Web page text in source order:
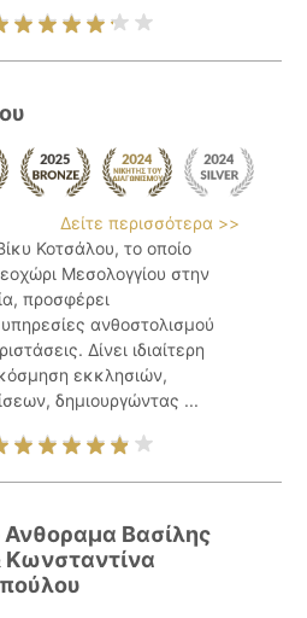
Δείτε περισσότερα >>
Κοτσάλου, το οποίο
Μεσολογγίου στην
προσφέρει
ανθοστολισμού
Δίνει ιδιαίτερη
εκκλησιών,
δημιουργώντας ...
Βασίλης
Κωνσταντίνα